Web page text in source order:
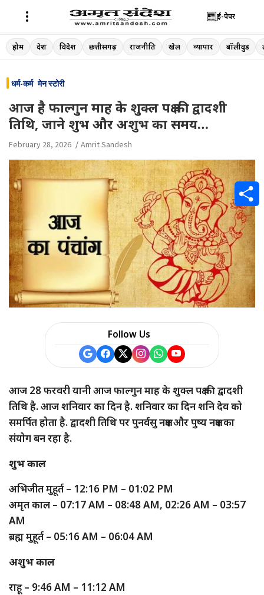
Skip
to
ई-पेपर
होम देश विदेश छत्तीसगढ़ राजनीति खेल व्यापार बॉलीवुड
धर्म-कर्म मेन स्टोरी
आज है फाल्गुन माह के शुक्ल पक्ष की द्वादशी
तिथि, जाने शुभ और अशुभ का समय…
February 28, 2026 Amrit Sandesh
Follow Us
आज 28 फरवरी यानी आज फाल्गुन माह के शुक्ल पक्ष की द्वादशी
तिथि है. आज शनिवार का दिन है. शनिवार का दिन शनि देव को
समर्पित होता है. द्वादशी तिथि पर पुनर्वसु नक्षत्र और पुष्य नक्षत्र का
संयोग बन रहा है.
शुभ काल
अभिजीत मुहूर्त – 12:16 PM – 01:02 PM
अमृत काल – 07:17 AM – 08:48 AM, 02:26 AM – 03:57
AM
ब्रह्म मुहूर्त – 05:16 AM – 06:04 AM
अशुभ काल
राहू – 9:46 AM – 11:12 AM
S
h
a
r